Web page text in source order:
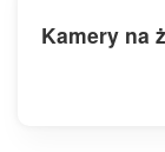
Kamery na